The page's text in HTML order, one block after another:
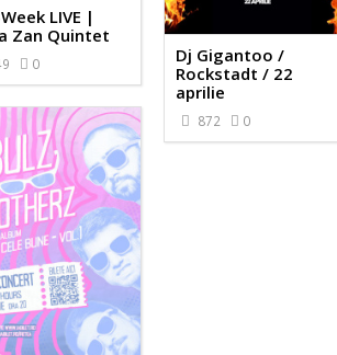
LIVE |
Zan Quintet
0
Dj Gigantoo /
Rockstadt / 22
aprilie
872 0